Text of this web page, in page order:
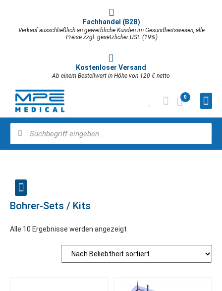
Fachhandel (B2B)
Verkauf ausschließlich an gewerbliche Kunden im Gesundheitswesen, alle
Preise zzgl. gesetzlicher USt. (19%)
Kostenloser Versand
Ab einem Bestellwert in Höhe von 120 € netto
0
Bohrer-Sets / Kits
Alle 10 Ergebnisse werden angezeigt